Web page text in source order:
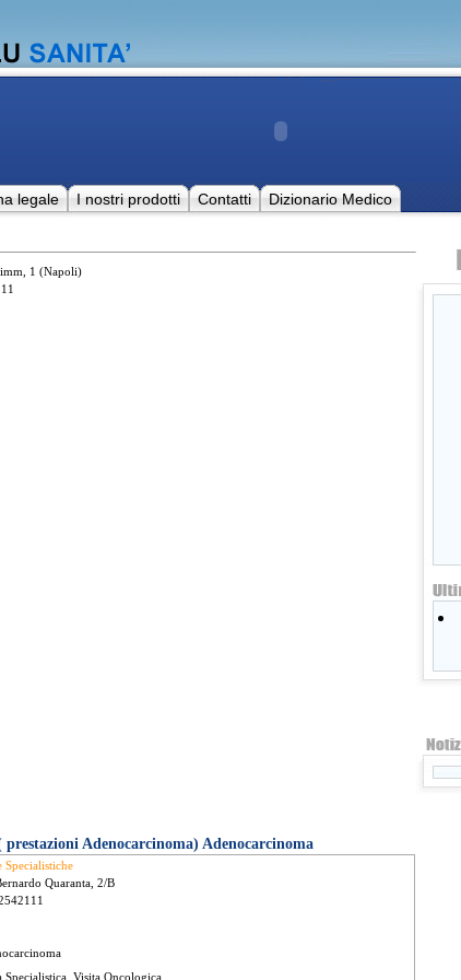
legale I nostri prodotti Contatti Dizionario Medico
1 (Napoli)
Adenocarcinoma) Adenocarcinoma
Specialistiche
Quaranta, 2/B
Specialistica, Visita Oncologica.